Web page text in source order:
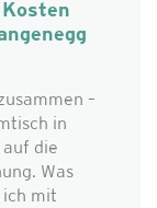
–
in
die
Was
ich mit